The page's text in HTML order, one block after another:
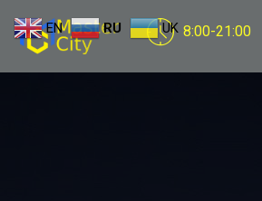
8:00-21:00
EN RU UK